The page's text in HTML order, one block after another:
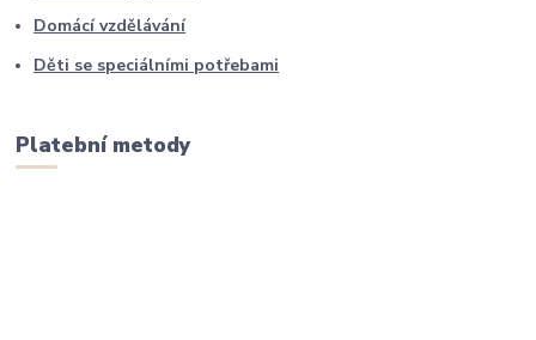
Domácí vzdělávání
Děti se speciálními potřebami
Platební metody